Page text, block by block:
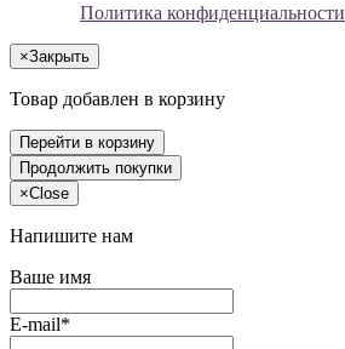
Политика конфиденциальности
×Закрыть
Товар добавлен в корзину
Перейти в корзину
Продолжить покупки
×Close
Напишите нам
Ваше имя
E-mail*